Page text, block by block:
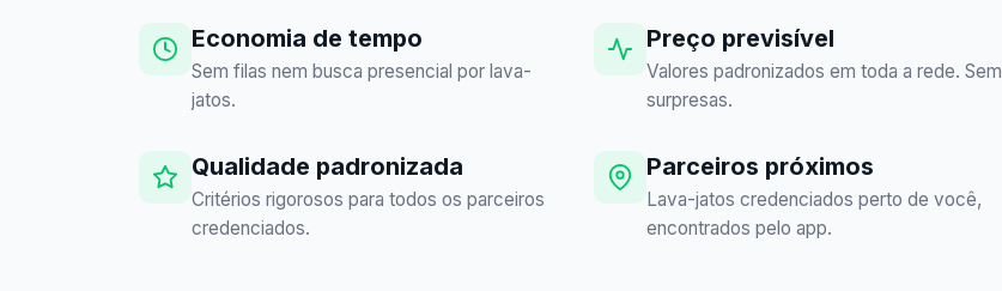
Economia de tempo
Sem filas nem busca presencial por lava-
jatos.
Preço previsível
Valores padronizados em toda a rede. Sem
surpresas.
Qualidade padronizada
Critérios rigorosos para todos os parceiros
credenciados.
Parceiros próximos
Lava-jatos credenciados perto de você,
encontrados pelo app.